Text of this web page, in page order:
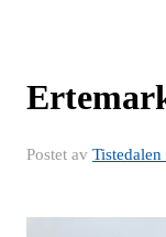
Postet av Tistedalen